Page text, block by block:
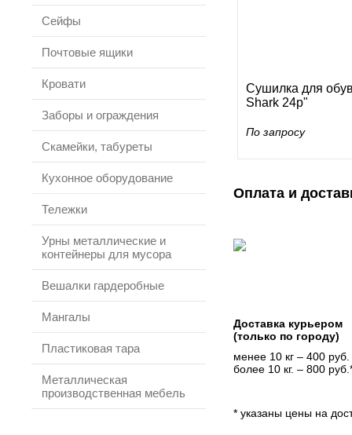
Сейфы
Почтовые ящики
Кровати
Заборы и ограждения
Скамейки, табуреты
Кухонное оборудование
Тележки
Урны металлические и
контейнеры для мусора
Вешалки гардеробные
Мангалы
Пластиковая тара
Металлическая
производственная мебель
Сушилка для
Shark 24p"
По запросу
Оплата и
Доставка курьером
(только по городу)
менее 10 кг – 400 руб.
более 10 кг. – 800
* указаны цены на